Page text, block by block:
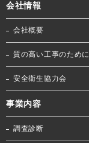
会社情報
会社概要
質の高い工事のために
安全衛生協力会
事業内容
調査診断